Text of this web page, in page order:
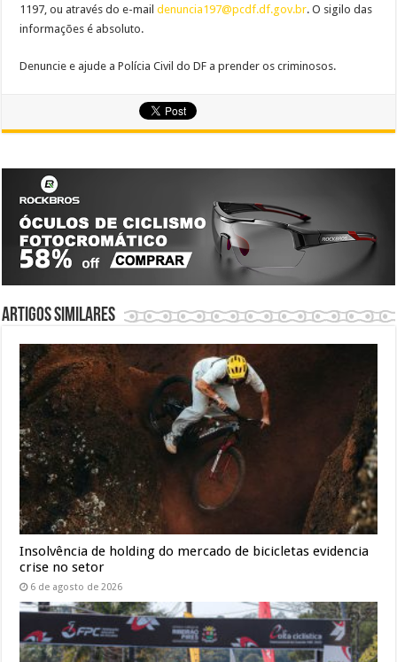
1197, ou através do e-maildenuncia197@pcdf.df.gov.br. O sigilo das
informações é absoluto.
Denuncie e ajude a Polícia Civil do DF a prender os criminosos.
Artigos similares
Insolvência de holding do mercado de bicicletas evidencia
crise no setor
6 de agosto de 2026